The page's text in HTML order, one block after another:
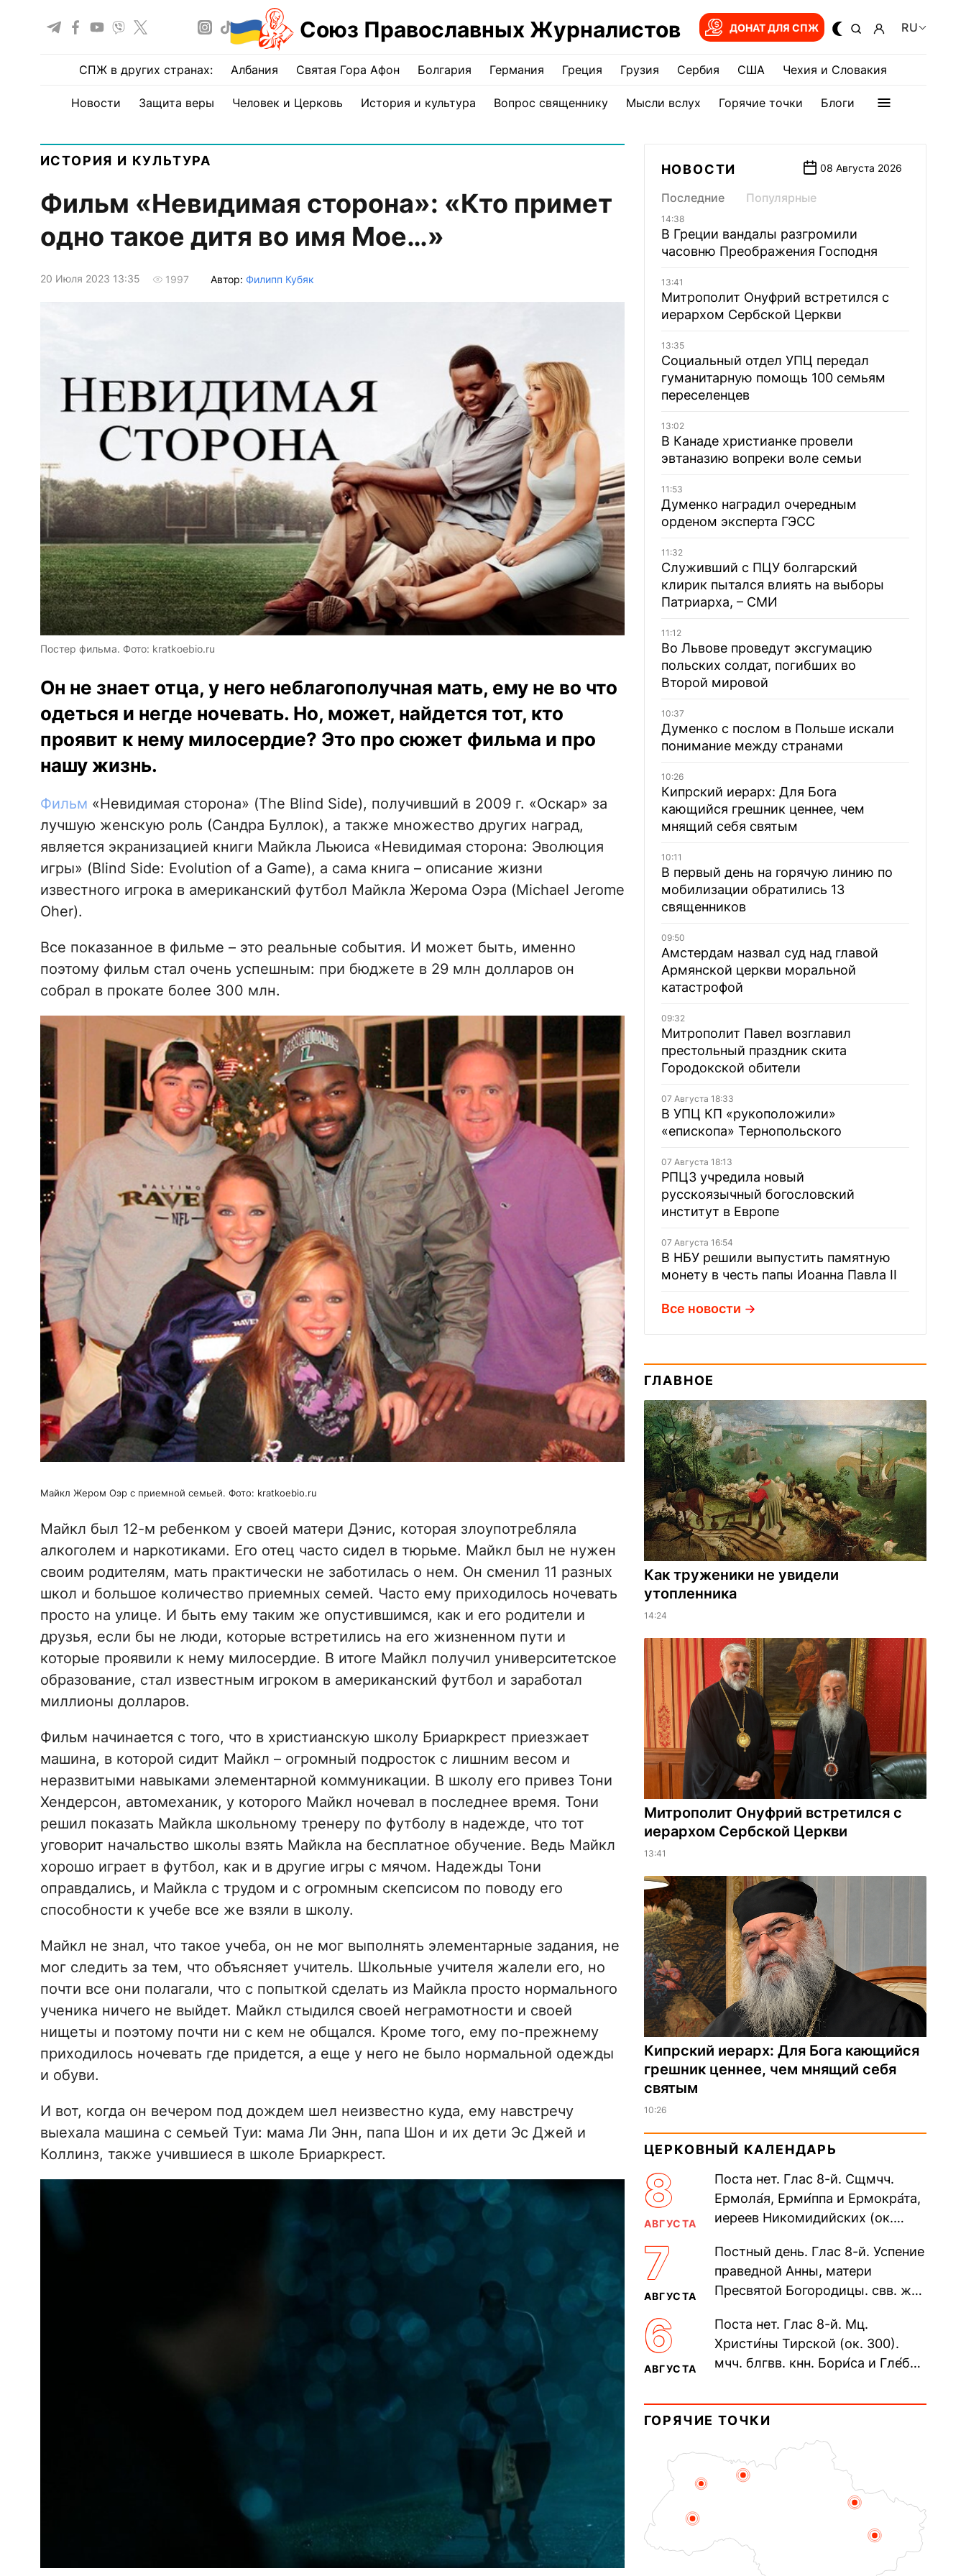
Союз Православных Журналистов ДОНАТ ДЛЯ СПЖ RU
СПЖ в других странах: Албания Святая Гора Афон Болгария Германия Греция Грузия Сербия США Чехия и Словакия
Новости Защита веры Человек и Церковь История и культура Вопрос священнику Мысли вслух Горячие точки Блоги
ИСТОРИЯ И КУЛЬТУРА
Фильм «Невидимая сторона»: «Кто примет
одно такое дитя во имя Мое…»
20 Июля 2023 13:35 1997 Автор: Филипп Кубяк
Постер фильма. Фото: kratkoebio.ru
Он не знает отца, у него неблагополучная мать, ему не во что
одеться и негде ночевать. Но, может, найдется тот, кто
проявит к нему милосердие? Это про сюжет фильма и про
нашу жизнь.
Фильм «Невидимая сторона» (The Blind Side), получивший в 2009 г. «Оскар» за
лучшую женскую роль (Сандра Буллок), а также множество других наград,
является экранизацией книги Майкла Льюиса «Невидимая сторона: Эволюция
игры» (Blind Side: Evolution of a Game), а сама книга – описание жизни
известного игрока в американский футбол Майкла Жерома Оэра (Michael Jerome
Oher).
Все показанное в фильме – это реальные события. И может быть, именно
поэтому фильм стал очень успешным: при бюджете в 29 млн долларов он
собрал в прокате более 300 млн.
Майкл Жером Оэр с приемной семьей. Фото: kratkoebio.ru
Майкл был 12-м ребенком у своей матери Дэнис, которая злоупотребляла
алкоголем и наркотиками. Его отец часто сидел в тюрьме. Майкл был не нужен
своим родителям, мать практически не заботилась о нем. Он сменил 11 разных
школ и большое количество приемных семей. Часто ему приходилось ночевать
просто на улице. И быть ему таким же опустившимся, как и его родители и
друзья, если бы не люди, которые встретились на его жизненном пути и
которые проявили к нему милосердие. В итоге Майкл получил университетское
образование, стал известным игроком в американский футбол и заработал
миллионы долларов.
Фильм начинается с того, что в христианскую школу Бриаркрест приезжает
машина, в которой сидит Майкл – огромный подросток с лишним весом и
неразвитыми навыками элементарной коммуникации. В школу его привез Тони
Хендерсон, автомеханик, у которого Майкл ночевал в последнее время. Тони
решил показать Майкла школьному тренеру по футболу в надежде, что тот
уговорит начальство школы взять Майкла на бесплатное обучение. Ведь Майкл
хорошо играет в футбол, как и в другие игры с мячом. Надежды Тони
оправдались, и Майкла с трудом и с огромным скепсисом по поводу его
способности к учебе все же взяли в школу.
Майкл не знал, что такое учеба, он не мог выполнять элементарные задания, не
мог следить за тем, что объясняет учитель. Школьные учителя жалели его, но
почти все они полагали, что с попыткой сделать из Майкла просто нормального
ученика ничего не выйдет. Майкл стыдился своей неграмотности и своей
нищеты и поэтому почти ни с кем не общался. Кроме того, ему по-прежнему
приходилось ночевать где придется, а еще у него не было нормальной одежды
и обуви.
И вот, когда он вечером под дождем шел неизвестно куда, ему навстречу
выехала машина с семьей Туи: мама Ли Энн, папа Шон и их дети Эс Джей и
Коллинз, также учившиеся в школе Бриаркрест.
НОВОСТИ 08 Августа 2026
Последние Популярные
14:38
В Греции вандалы разгромили
часовню Преображения Господня
13:41
Митрополит Онуфрий встретился с
иерархом Сербской Церкви
13:35
Социальный отдел УПЦ передал
гуманитарную помощь 100 семьям
переселенцев
13:02
В Канаде христианке провели
эвтаназию вопреки воле семьи
11:53
Думенко наградил очередным
орденом эксперта ГЭСС
11:32
Служивший с ПЦУ болгарский
клирик пытался влиять на выборы
Патриарха, – СМИ
11:12
Во Львове проведут эксгумацию
польских солдат, погибших во
Второй мировой
10:37
Думенко с послом в Польше искали
понимание между странами
10:26
Кипрский иерарх: Для Бога
кающийся грешник ценнее, чем
мнящий себя святым
10:11
В первый день на горячую линию по
мобилизации обратились 13
священников
09:50
Амстердам назвал суд над главой
Армянской церкви моральной
катастрофой
09:32
Митрополит Павел возглавил
престольный праздник скита
Городокской обители
07 Августа 18:33
В УПЦ КП «рукоположили»
«епископа» Тернопольского
07 Августа 18:13
РПЦЗ учредила новый
русскоязычный богословский
институт в Европе
07 Августа 16:54
В НБУ решили выпустить памятную
монету в честь папы Иоанна Павла II
Все новости
ГЛАВНОЕ
Как труженики не увидели
утопленника
14:24
Митрополит Онуфрий встретился с
иерархом Сербской Церкви
13:41
Кипрский иерарх: Для Бога кающийся
грешник ценнее, чем мнящий себя
святым
10:26
ЦЕРКОВНЫЙ КАЛЕНДАРЬ
8
АВГУСТА
Поста нет. Глас 8-й. Сщмчч.
Ермола́я, Ерми́ппа и Ермокра́та,
иереев Никомидийских (ок.
Печерского, в Ближних
пещерах...
7
АВГУСТА
Постный день. Глас 8-й. Успение
праведной Анны, матери
Пресвятой Богородицы. свв. жен
прп. Евпракси́и девы,...
6
АВГУСТА
Поста нет. Глас 8-й. Мц.
Христи́ны Тирской (ок. 300).
мчч. блгвв. кнн. Бори́са и Гле́ба,
Дави́да (1015). Прп....
ГОРЯЧИЕ ТОЧКИ